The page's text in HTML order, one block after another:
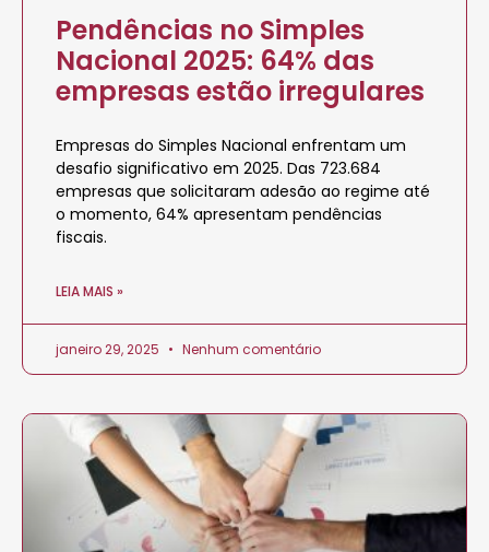
Pendências no Simples
Nacional 2025: 64% das
empresas estão irregulares
Empresas do Simples Nacional enfrentam um
desafio significativo em 2025. Das 723.684
empresas que solicitaram adesão ao regime até
o momento, 64% apresentam pendências
fiscais.
LEIA MAIS »
janeiro 29, 2025 Nenhum comentário